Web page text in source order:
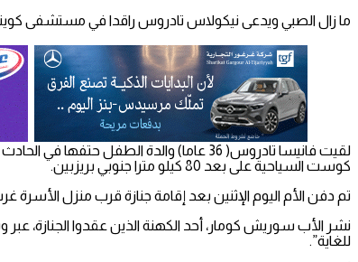
ما زال الصبي ويدعى نيكولاس تادروس راقدا في مستشفى
لقيت فانيسا تادروس( 36 عاما) والدة
كوست السياحية على بعد 80 كيلو مترا جنوبي بريزبين.
تم دفن الأم اليوم الإثنين بعد إقامة جنازة قرب منزل الأسرة
نشر الأب سوريش كومار، أحد الكهنة الذين عقدوا الجنازة،
للغاية”.